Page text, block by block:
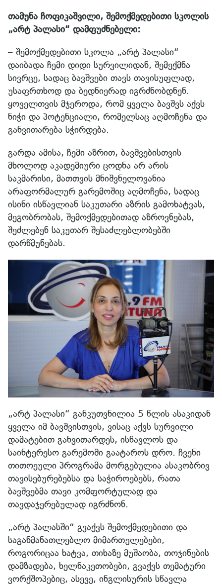
თამუნა ჩოფიკაშვილი, შემოქმედებითი სკოლის
„არტ პალასი“ დამფუძნებელი:
– შემოქმედებითი სკოლა „არტ პალასი“
დაიბადა ჩემი დიდი სურვილიდან, შემექმნა
სივრცე, სადაც ბავშვები თავს თავისუფლად,
უსაფრთხოდ და ბედნიერად იგრძნობდნენ.
ყოველთვის მჯეროდა, რომ ყველა ბავშვს აქვს
ნიჭი და პოტენციალი, რომელსაც აღმოჩენა და
განვითარება სჭირდება.
გარდა ამისა, ჩემი აზრით, ბავშვებისთვის
მხოლოდ აკადემიური ცოდნა არ არის
საკმარისი, მათთვის მნიშვნელოვანია
არაფორმალურ გარემოშიც აღმოჩენა, სადაც
ისინი ისწავლიან საკუთარი აზრის გამოხატვას,
მეგობრობას, შემოქმედებითად აზროვნებას,
შეძლებენ საკუთარ შესაძლებლობებში
დარწმუნებას.
„არტ პალასი“ განკუთვნილია 5 წლის ასაკიდან
ყველა იმ ბავშვისთვის, ვისაც აქვს სურვილი
დამატებით განვითარდეს, ისწავლოს და
საინტერესო გარემოში გაატაროს დრო. ჩვენი
თითოეული პროგრამა მორგებულია ასაკობრივ
თავისებურებებსა და საჭიროებებს, რათა
ბავშვებმა თავი კომფორტულად და
თავდაჯერებულად იგრძნონ.
„არტ პალასში“ გვაქვს შემოქმედებითი და
საგანმანათლებლო მიმართულებები,
როგორიცაა ხატვა, თიხაზე მუშაობა, თოჯინების
დამზადება, ხელნაკეთობები, გვაქვს თემატური
ვორქშოპებიც, ასევე, ინგლისურის სწავლა